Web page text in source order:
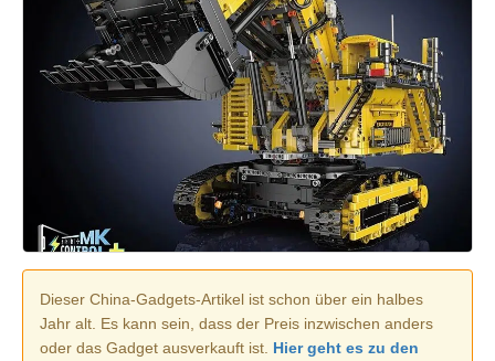
Dieser China-Gadgets-Artikel ist schon über ein halbes
Jahr alt. Es kann sein, dass der Preis inzwischen anders
oder das Gadget ausverkauft ist. Hier geht es zu den